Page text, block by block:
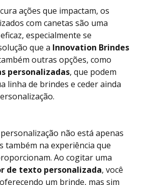
ações que impactam, os
com canetas são uma
especialmente se
que a Innovation Brindes
outras opções, como
personalizadas, que podem
linha de brindes e ceder ainda
não está apenas
também na experiência que
Ao cogitar uma
de texto personalizada, você
um brinde, mas sim